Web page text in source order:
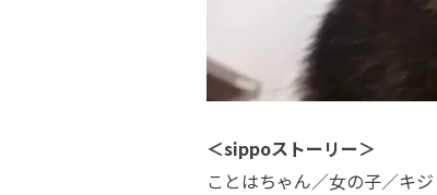
＜sippoストーリー＞
ことはちゃん／女の子／キ